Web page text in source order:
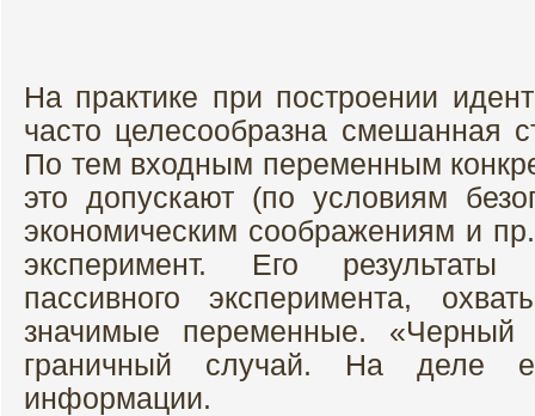
На практике при построении
часто целесообразна смешанная
По тем входным переменным
это допускают (по условиям
экономическим соображениям и
эксперимент. Его
пассивного эксперимента,
значимые переменные. «Черный
граничный случай. На деле
информации.